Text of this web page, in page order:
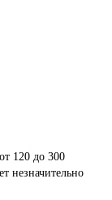
120 до 300
незначительно